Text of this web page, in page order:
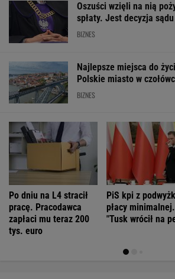
Oszuści wzięli na nią
spłaty. Jest decyzja sądu
BIZNES
Najlepsze miejsca do
Polskie miasto w
BIZNES
Po dniu na L4 stracił
pracę. Pracodawca
zapłaci mu teraz 200
tys. euro
PiS kpi z
płacy minimalnej.
"Tusk wrócił na